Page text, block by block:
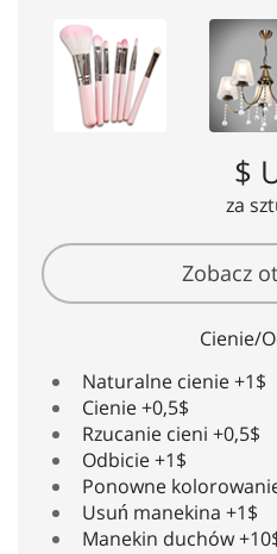
$
za
Zobacz
Cienie/
Naturalne cienie +1$
Cienie +0,5$
Rzucanie cieni +0,5$
Odbicie +1$
Ponowne
Usuń manekina +1$
Manekin duchów